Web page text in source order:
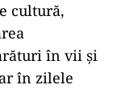
cultură,
în vii şi
în zilele